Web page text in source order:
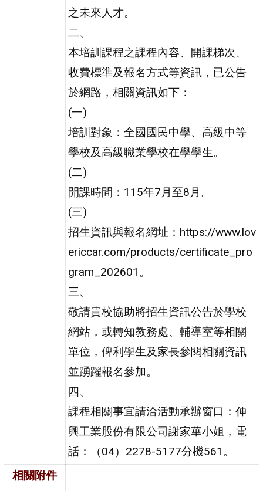
之未來人才。
二、
本培訓課程之課程內容、開課梯次、
收費標準及報名方式等資訊，已公告
於網路，相關資訊如下：
(一)
培訓對象：全國國民中學、高級中等
學校及高級職業學校在學學生。
(二)
開課時間：115年7月至8月。
(三)
招生資訊與報名網址：https://www.lov
ericcar.com/products/certificate_pro
gram_202601。
三、
敬請貴校協助將招生資訊公告於學校
網站，或轉知教務處、輔導室等相關
單位，俾利學生及家長參閱相關資訊
並踴躍報名參加。
四、
課程相關事宜請洽活動承辦窗口：伸
興工業股份有限公司謝家華小姐，電
話：（04）2278-5177分機561。
相關附件